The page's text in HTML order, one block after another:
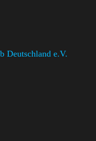
Deutschland e.V.